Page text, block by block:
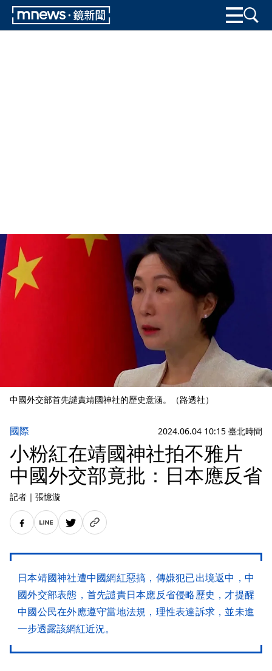
中國外交部首先譴責靖國神社的歷史意涵。（路透社）
國際 2024.06.04 10:15 臺北時間
小粉紅在靖國神社拍不雅片
中國外交部竟批：日本應反省
記者 ｜ 張憶漩
日本靖國神社遭中國網紅惡搞，傳嫌犯已出境返中，中
國外交部表態，首先譴責日本應反省侵略歷史，才提醒
中國公民在外應遵守當地法規，理性表達訴求，並未進
一步透露該網紅近況。